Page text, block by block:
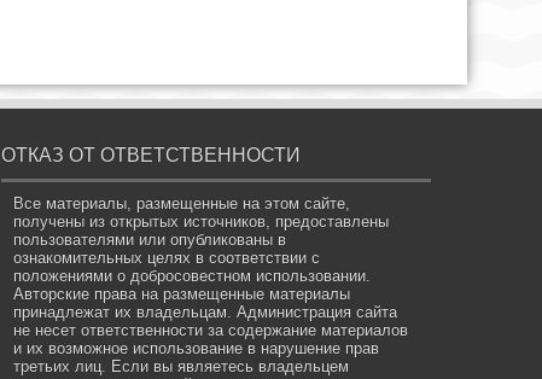
ОТКАЗ ОТ ОТВЕТСТВЕННОСТИ
Все материалы, размещенные на этом сайте,
получены из открытых источников, предоставлены
пользователями или опубликованы в
ознакомительных целях в соответствии с
положениями о добросовестном использовании.
Авторские права на размещенные материалы
принадлежат их владельцам. Администрация сайта
не несет ответственности за содержание материалов
и их возможное использование в нарушение прав
третьих лиц. Если вы являетесь владельцем